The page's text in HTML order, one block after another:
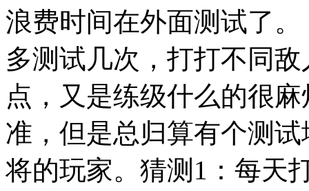
浪费时间在外面测试了
多测试几次，打打不同
点，又是练级什么的很
准，但是总归算有个测
将的玩家。猜测1：每天